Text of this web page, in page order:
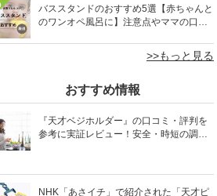
バススタンドのおすすめ5選【赤ちゃんと
のワンオペ風呂に】注意点やママの口コ
>>もっと見る
おすすめ情報
『天才ベジホルダー』の口コミ・評判を
参考に実証レビュー！安全・時短の調理
NHK「あさイチ」で紹介された「天才ピ